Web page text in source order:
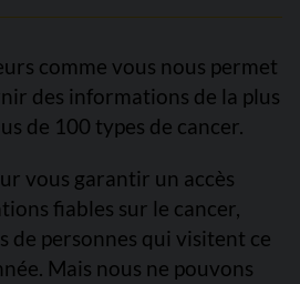
comme vous nous permet
des informations de la plus
de 100 types de cancer.
vous garantir un accès
fiables sur le cancer,
de personnes qui visitent ce
Mais nous ne pouvons